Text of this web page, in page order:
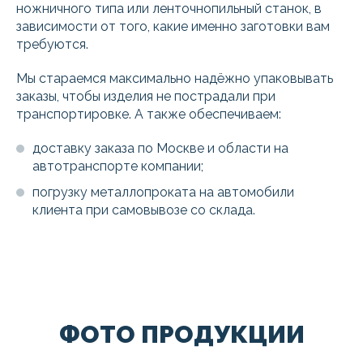
ножничного типа или ленточнопильный станок, в
зависимости от того, какие именно заготовки вам
требуются.
Мы стараемся максимально надёжно упаковывать
заказы, чтобы изделия не пострадали при
транспортировке. А также обеспечиваем:
доставку заказа по Москве и области на
автотранспорте компании;
погрузку металлопроката на автомобили
клиента при самовывозе со склада.
ФОТО ПРОДУКЦИИ